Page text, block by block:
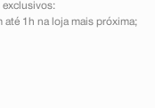
exclusivos:
até 1h na loja mais próxima;